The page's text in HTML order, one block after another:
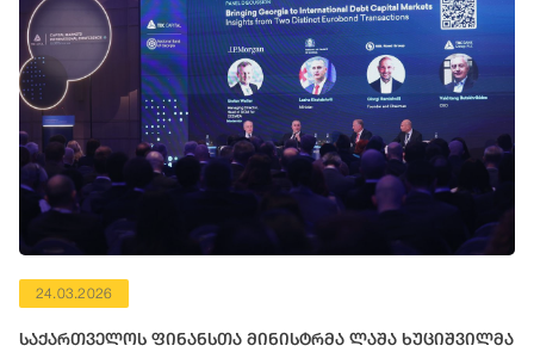
24.03.2026
საქართველოს ფინანსთა მინისტრმა ლაშა ხუციშვილმა